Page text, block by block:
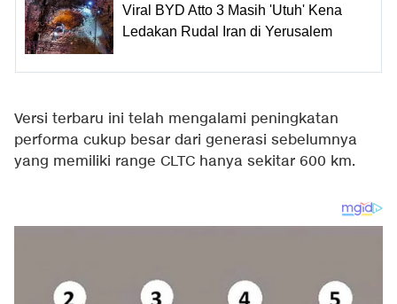
Viral BYD Atto 3 Masih 'Utuh' Kena
Ledakan Rudal Iran di Yerusalem
Versi terbaru ini telah mengalami peningkatan
performa cukup besar dari generasi sebelumnya
yang memiliki range CLTC hanya sekitar 600 km.